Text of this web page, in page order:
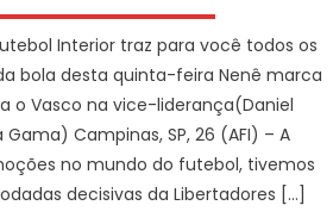
Interior traz para você todos os
bola desta quinta-feira Nenê marca
o Vasco na vice-liderança(Daniel
Campinas, SP, 26 (AFI) – A
no mundo do futebol, tivemos
decisivas da Libertadores […]